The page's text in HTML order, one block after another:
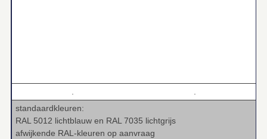
.
.
standaardkleuren:
RAL 5012 lichtblauw en RAL 7035 lichtgrijs
afwijkende RAL-kleuren op aanvraag